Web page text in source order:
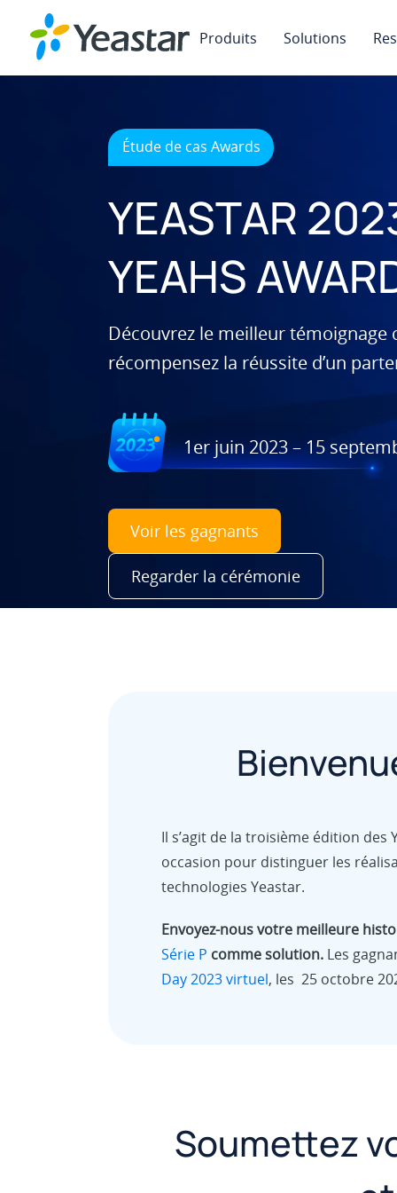
Produits Solutions
Étude de cas Awards
YEASTAR
YEAHS
Découvrez le meilleur témoignage
récompensez la réussite d’un
1er juin 2023 – 15
Voir les gagnants
Regarder la cérémonie
Il s’agit de la troisième édition
occasion pour distinguer les
technologies Yeastar.
Envoyez-nous votre meilleure
Série P comme solution. Les
Day 2023 virtuel, les 25 octobre
Soumettez